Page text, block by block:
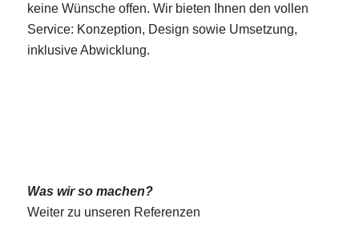
keine Wünsche offen. Wir bieten Ihnen den vollen
Service: Konzeption, Design sowie Umsetzung,
inklusive Abwicklung.
Was wir so machen?
Weiter zu unseren Referenzen